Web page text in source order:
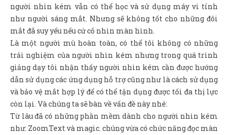
người nhìn kém vẫn có thể học và sử dụng máy vi tính
như người sáng mắt. Nhưng sẽ không tốt cho những đôi
mắt đã suy yếu nếu cứ cố nhìn màn hình.
Là một người mù hoàn toàn, có thể tôi không có những
trải nghiệm của người nhìn kém nhưng trong quá trình
giảng dạy tôi nhận thấy người nhìn kém cần được hướng
dẫn sử dụng các ứng dụng hỗ trợ cũng như là cách sử dụng
và bảo vệ mắt hợp lý để có thể tận dụng được tối đa thị lực
còn lại. Và chúng ta sẽ bàn về vấn đề này nhé:
Từ lâu đã có những phần mềm dành cho người nhìn kém
như: ZoomText và magic. chúng vừa có chức năng đọc màn